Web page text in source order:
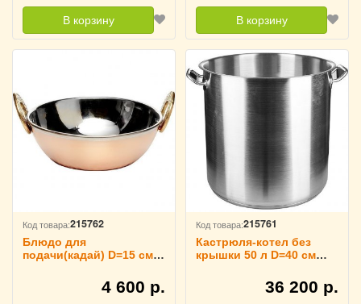
В корзину В корзину
Код товара:215762
Блюдо для
подачи(кадай) D=15 см
4 600 р.
Код товара:215761
Кастрюля-котел без
крышки 50 л D=40 см
36 200 р.